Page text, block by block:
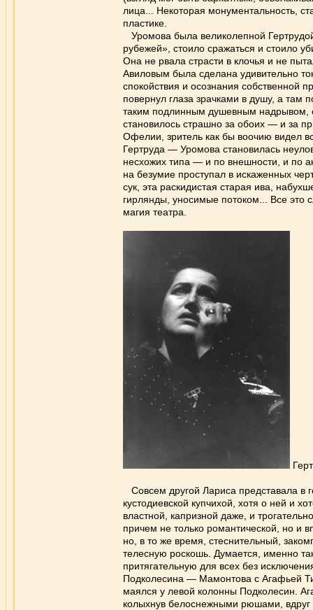
лица... Некоторая монументальность,
пластике.
Уромова была великолепной
рубежей», стоило сражаться и стоило
Она не рвала страсти в клочья и не
Авиловым была сделана удивительно
спокойствия и осознания собственной
повернул глаза зрачками в душу, а
таким подлинным душевным надрывом,
становилось страшно за обоих — и за
Офелии, зритель как бы воочию видел
Гертруда — Уромова становилась
несхожих типа — и по внешности, и по
на безумие проступал в искаженных
сук, эта раскидистая старая ива,
гирлянды, уносимые потоком... Все это
магия театра.
Совсем другой Лариса представала в
кустодиевской купчихой, хотя о ней и
властной, капризной даже, и
причем не только романтической, но и
но, в то же время, стеснительный,
телесную роскошь. Думается, именно
притягательную для всех без
Подколесина — Мамонтова с Агафьей
маялся у левой колонны Подколесин.
колыхнув белоснежными рюшами, вдруг